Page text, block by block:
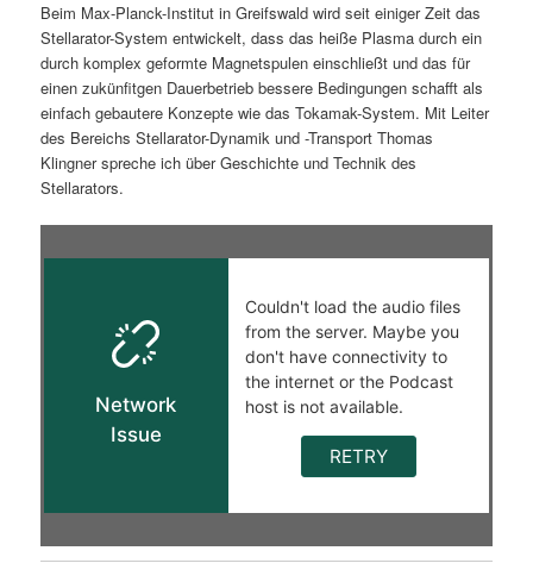
i
n
g
e
p
r
i
n
Beim Max-Planck-Institut in Greifswald wird seit einiger Zeit das
Stellarator-System entwickelt, dass das heiße Plasma durch ein
durch komplex geformte Magnetspulen einschließt und das für
einen zukünfitgen Dauerbetrieb bessere Bedingungen schafft als
einfach gebautere Konzepte wie das Tokamak-System. Mit Leiter
des Bereichs Stellarator-Dynamik und -Transport Thomas
Klingner spreche ich über Geschichte und Technik des
Stellarators.